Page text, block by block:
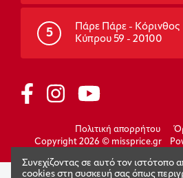
5
Πάρε Πάρε - Κόρινθος
Κύπρου 59 - 20100
Πολιτική απορρήτου
Copyright 2026 © missprice.gr
Συνεχίζοντας σε αυτό τον ιστότοπο
cookies στη συσκευή σας όπως